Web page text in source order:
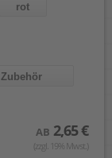
rot
Zubehör
AB 2,65 €
(zzgl. 19% Mwst.)